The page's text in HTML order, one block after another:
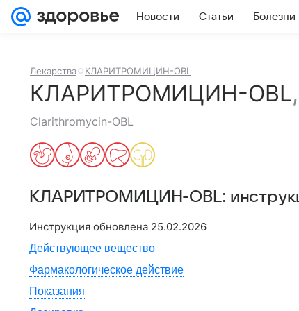
Новости Статьи Болезни
Лекарства КЛАРИТРОМИЦИН-OBL
КЛАРИТРОМИЦИН-OBL,
Clarithromycin-OBL
КЛАРИТРОМИЦИН-OBL:
Инструкция обновлена 25.02.2026
Действующее вещество
Фармакологическое действие
Показания